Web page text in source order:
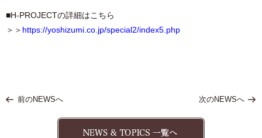
■H-PROJECTの詳細はこちら
＞＞ https://yoshizumi.co.jp/special2/index5.php
前のNEWSへ 次のNEWSへ